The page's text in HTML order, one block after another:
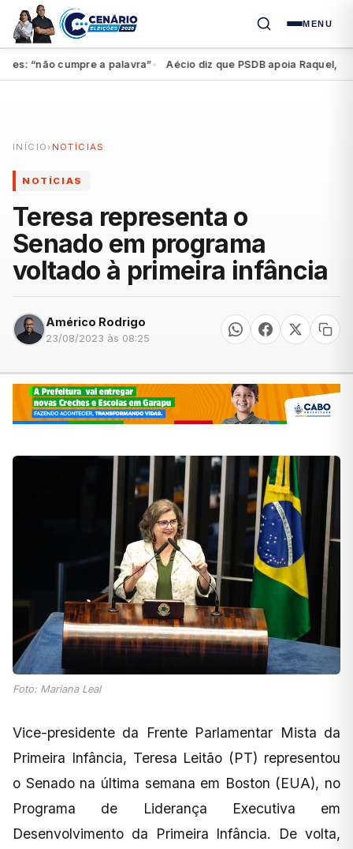
MENU
“não cumpre a palavra”● Aécio diz que PSDB apoia Raquel, mas
INÍCIO › NOTÍCIAS
NOTÍCIAS
Teresa representa o
Senado em programa
voltado à primeira infância
Américo Rodrigo
23/08/2023 às 08:25
Foto: Mariana Leal
Vice-presidente da Frente Parlamentar Mista da
Primeira Infância, Teresa Leitão (PT) representou
o Senado na última semana em Boston (EUA), no
Programa de Liderança Executiva em
Desenvolvimento da Primeira Infância. De volta,